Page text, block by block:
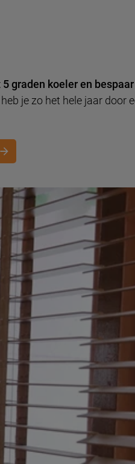
graden koeler en
je zo het hele jaar door